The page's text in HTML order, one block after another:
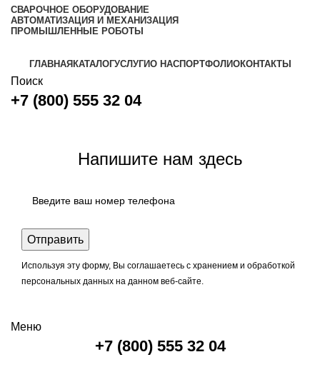
СВАРОЧНОЕ ОБОРУДОВАНИЕ
АВТОМАТИЗАЦИЯ И МЕХАНИЗАЦИЯ
ПРОМЫШЛЕННЫЕ РОБОТЫ
ГЛАВНАЯ КАТАЛОГУСЛУГИО НАСПОРТФОЛИОКОНТАКТЫ
Поиск
+7 (800) 555 32 04
Напишите нам здесь
Используя эту форму, Вы соглашаетесь с хранением и обработкой
персональных данных на данном веб-сайте.
Меню
+7 (800) 555 32 04